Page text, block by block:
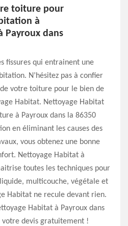
toiture pour
à
Payroux dans
fissures qui entrainent une
N’hésitez pas à confier
votre toiture pour le bien de
Habitat. Nettoyage Habitat
à Payroux dans la 86350
en éliminant les causes des
vous obtenez une bonne
Nettoyage Habitat à
toutes les techniques pour
multicouche, végétale et
Habitat ne recule devant rien.
Habitat à Payroux dans
votre devis gratuitement !